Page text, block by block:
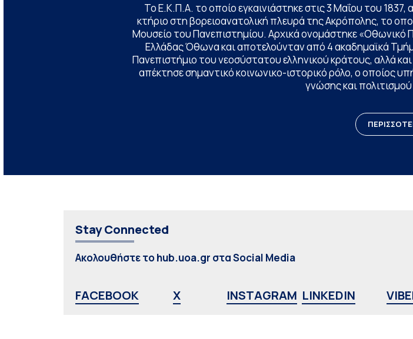
Το Ε.Κ.Π.Α. το οποίο εγκαινιάστηκε στις 3 Μαΐου του
κτήριο στη βορειοανατολική πλευρά της Ακρόπολης, το
Μουσείο του Πανεπιστημίου. Αρχικά ονομάστηκε
Ελλάδας Όθωνα και αποτελούνταν από 4 ακαδημαϊκά
Πανεπιστήμιο του νεοσύστατου ελληνικού κράτους, αλλά
απέκτησε σημαντικό κοινωνικο-ιστορικό ρόλο, ο οποίος
γνώσης και
Stay Connected
Ακολουθήστε το hub.uoa.gr στα Social Media
FACEBOOK X INSTAGRAM LINKEDIN